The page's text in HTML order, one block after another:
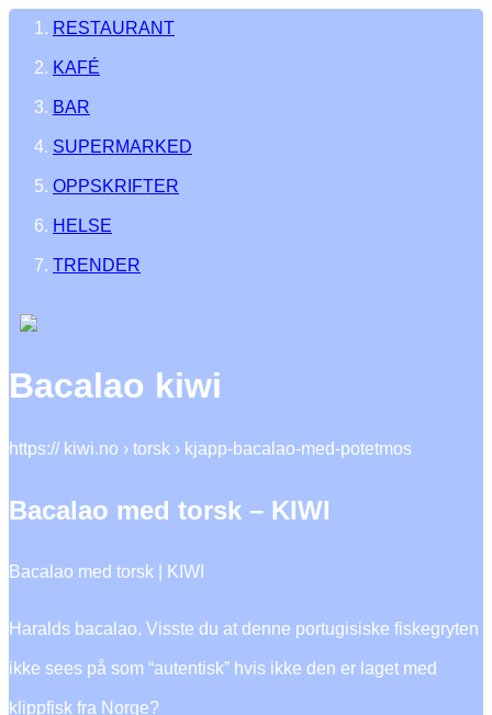
RESTAURANT
KAFÉ
BAR
SUPERMARKED
OPPSKRIFTER
HELSE
TRENDER
Bacalao kiwi
https:// kiwi.no › torsk › kjapp-bacalao-med-potetmos
Bacalao med torsk – KIWI
Bacalao med torsk | KIWI
Haralds bacalao. Visste du at denne portugisiske fiskegryten
ikke sees på som “autentisk” hvis ikke den er laget med
klippfisk fra Norge?